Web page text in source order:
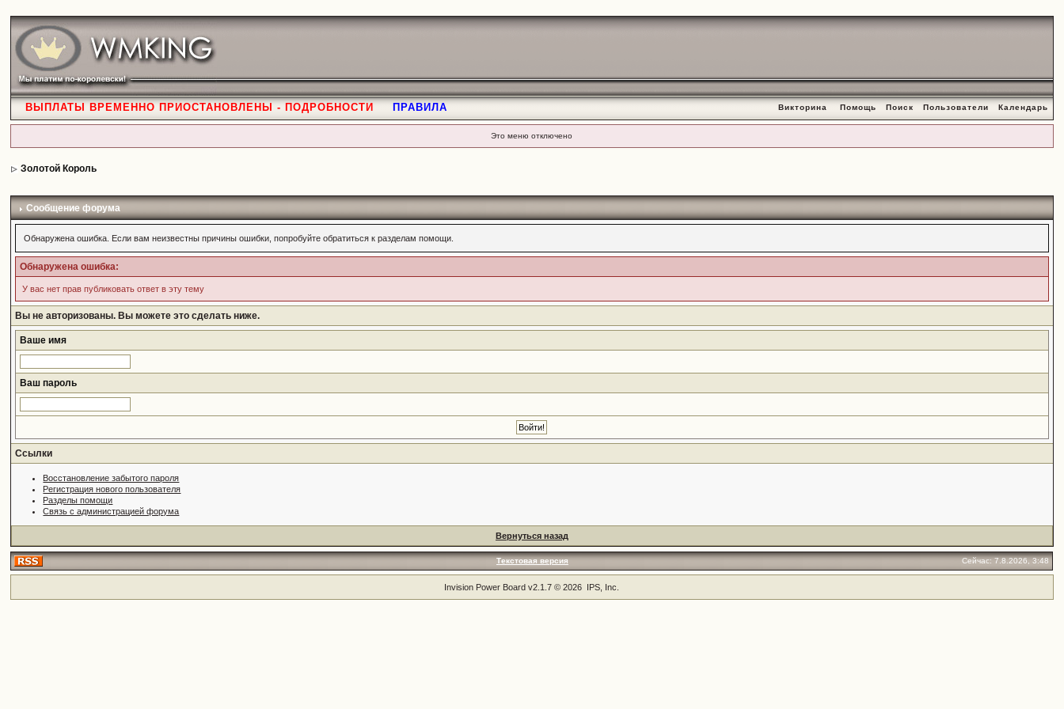
ВЫПЛАТЫ ВРЕМЕННО ПРИОСТАНОВЛЕНЫ - ПОДРОБНОСТИ ПРАВИЛА Викторина Помощь Поиск Пользователи Календарь
Это меню отключено
Золотой Король
Сообщение форума
Обнаружена ошибка. Если вам неизвестны причины ошибки, попробуйте обратиться к разделам помощи.
Обнаружена ошибка:
У вас нет прав публиковать ответ в эту тему
Вы не авторизованы. Вы можете это сделать ниже.
Ваше имя
Ваш пароль
Ссылки
Восстановление забытого пароля
Регистрация нового пользователя
Разделы помощи
Связь с администрацией форума
Вернуться назад
Текстовая версия Сейчас: 7.8.2026, 3:48
Invision Power Board v2.1.7 © 2026 IPS, Inc.